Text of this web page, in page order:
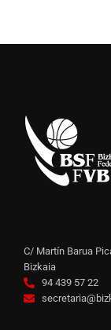
C/ Martín Barua
Bizkaia
94 439 57 22